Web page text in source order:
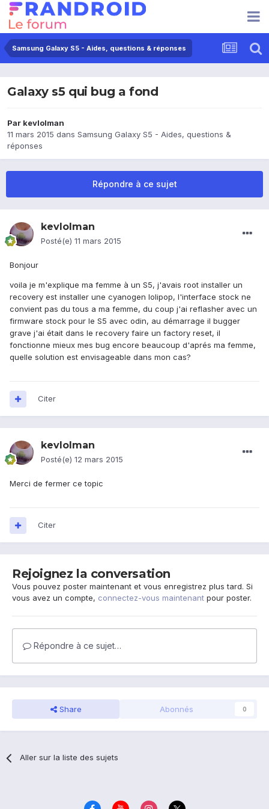
Samsung Galaxy S5 - Aides, questions & réponses
Galaxy s5 qui bug a fond
Par kevlolman
11 mars 2015 dans Samsung Galaxy S5 - Aides, questions &
réponses
Répondre à ce sujet
kevlolman
Posté(e) 11 mars 2015
Bonjour
voila je m'explique ma femme à un S5, j'avais root installer un
recovery est installer une cyanogen lolipop, l'interface stock ne
convient pas du tous a ma femme, du coup j'ai reflasher avec un
firmware stock pour le S5 avec odin, au démarrage il bugger
grave j'ai était dans le recovery faire un factory reset, il
fonctionne mieux mes bug encore beaucoup d'aprés ma femme,
quelle solution est envisageable dans mon cas?
Citer
kevlolman
Posté(e) 12 mars 2015
Merci de fermer ce topic
Citer
Rejoignez la conversation
Vous pouvez poster maintenant et vous enregistrez plus tard. Si
vous avez un compte, connectez-vous maintenant pour poster.
Répondre à ce sujet…
Share Abonnés 0
Aller sur la liste des sujets